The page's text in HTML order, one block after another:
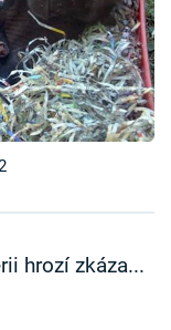
hrozí zkáza...